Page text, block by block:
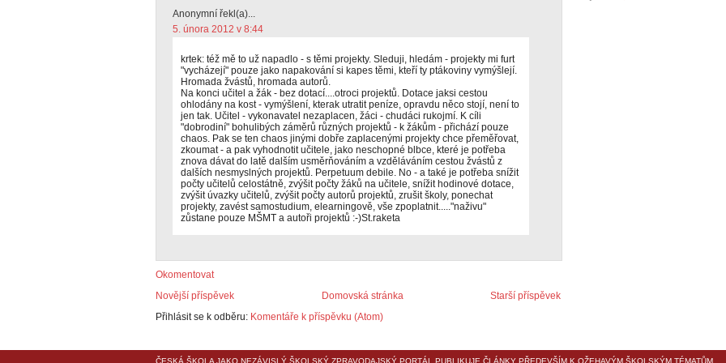
Anonymní řekl(a)...
5. února 2012 v 8:44
krtek: též mě to už napadlo - s těmi projekty. Sleduji, hledám - projekty mi furt
"vycházejí" pouze jako napakování si kapes těmi, kteří ty ptákoviny vymýšlejí.
Hromada žvástů, hromada autorů.
Na konci učitel a žák - bez dotací....otroci projektů. Dotace jaksi cestou
ohlodány na kost - vymýšlení, kterak utratit peníze, opravdu něco stojí, není to
jen tak. Učitel - vykonavatel nezaplacen, žáci - chudáci rukojmí. K cíli
"dobrodiní" bohulibých záměrů různých projektů - k žákům - přichází pouze
chaos. Pak se ten chaos jinými dobře zaplacenými projekty chce přeměřovat,
zkoumat - a pak vyhodnotit učitele, jako neschopné blbce, které je potřeba
znova dávat do latě dalším usměrňováním a vzděláváním cestou žvástů z
dalších nesmyslných projektů. Perpetuum debile. No - a také je potřeba snížit
počty učitelů celostátně, zvýšit počty žáků na učitele, snížit hodinové dotace,
zvýšit úvazky učitelů, zvýšit počty autorů projektů, zrušit školy, ponechat
projekty, zavést samostudium, elearningově, vše zpoplatnit....."naživu"
zůstane pouze MŠMT a autoři projektů :-)St.raketa
Okomentovat
Novější příspěvek
Starší příspěvek
Domovská stránka
Přihlásit se k odběru: Komentáře k příspěvku (Atom)
ČESKÁ ŠKOLA JAKO NEZÁVISLÝ ŠKOLSKÝ ZPRAVODAJSKÝ PORTÁL PUBLIKUJE ČLÁNKY PŘEDEVŠÍM K OŽEHAVÝM ŠKOLSKÝM TÉMATŮM,